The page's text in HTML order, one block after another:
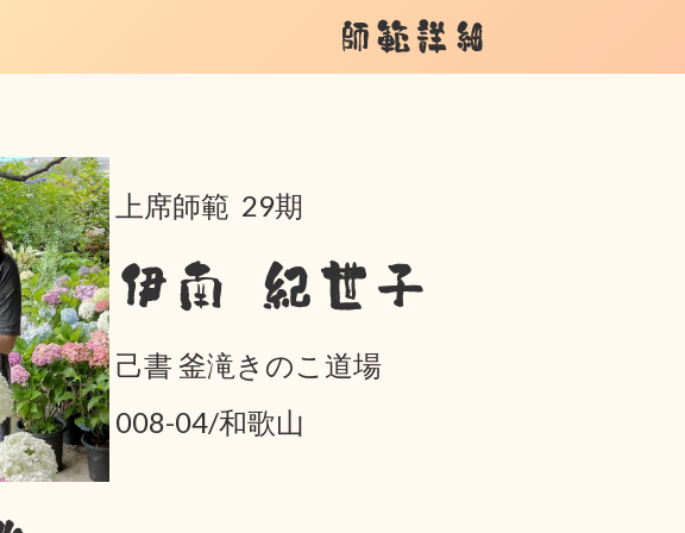
師範詳細
上席師範 29期
伊南 紀世子
己書 釜滝きのこ道場
008-04/和歌山